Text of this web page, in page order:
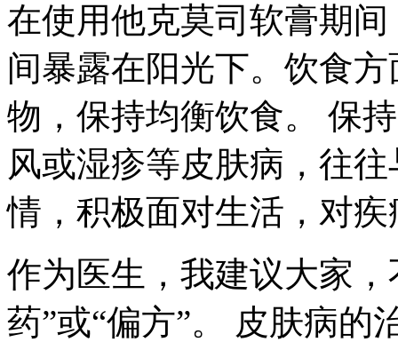
在使用他克莫司软膏期
间暴露在阳光下。饮食
物，保持均衡饮食。 保
风或湿疹等皮肤病，往
情，积极面对生活，对
作为医生，我建议大家
药”或“偏方”。 皮肤病的